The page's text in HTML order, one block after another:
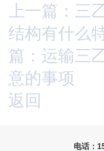
上一篇：三
结构有什么
篇：运输三
意的事项
返回
电话：